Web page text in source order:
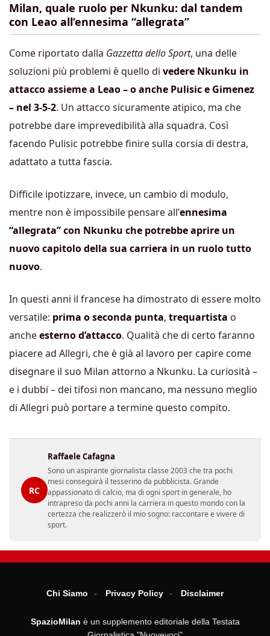
Milan, quale ruolo per Nkunku: dal tandem
con Leao all’ennesima “allegrata”
Come riportato dalla Gazzetta dello Sport, una delle
soluzioni più problemi è quello di vedere Nkunku in
attacco assieme a Leao – o anche Pulisic e Gimenez
– nel 3-5-2. Un attacco sicuramente atipico, ma che
potrebbe dare imprevedibilità alla squadra. Così
facendo Pulisic potrebbe finire sulla corsia di destra,
adattato a tutta fascia.
Difficile ipotizzare, invece, un cambio di modulo,
mentre non è impossibile pensare all’ennesima
“allegrata” con Nkunku che potrebbe aprire un
nuovo capitolo della sua carriera in un ruolo tutto
nuovo.
In questi anni il francese ha dimostrato di essere molto
versatile: prima o seconda punta, trequartista o
ancheesterno d’attacco. Qualità che di certo faranno
piacere ad Allegri, che è già al lavoro per capire come
disegnare il suo Milan attorno a Nkunku. La curiosità –
e i dubbi – dei tifosi non mancano, ma nessuno meglio
di Allegri può portare a termine questo compito.
RC
Raffaele Cafagna
Sono un aspirante giornalista classe 2003 che tra pochi
mesi conseguirà il tesserino da pubblicista. Grande
appassionato di calcio, ma di ogni sport in generale, ho
intrapreso da pochi anni la carriera in questo mondo con la
certezza che realizzerò il mio sogno: raccontare e vivere di
sport.
Chi Siamo Privacy Policy Disclaimer
SpazioMilan è un supplemento editoriale della Testata